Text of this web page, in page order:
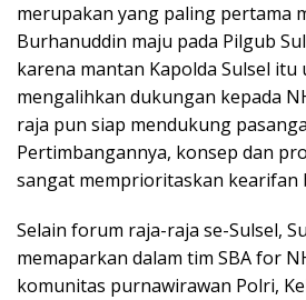
merupakan yang paling pertama
Burhanuddin maju pada Pilgub
karena mantan Kapolda Sulsel
mengalihkan dukungan kepada
raja pun siap mendukung
Pertimbangannya, konsep dan
sangat memprioritaskan kearifan
Selain forum raja-raja se-Sulsel,
memaparkan dalam tim SBA for
komunitas purnawirawan Polri,